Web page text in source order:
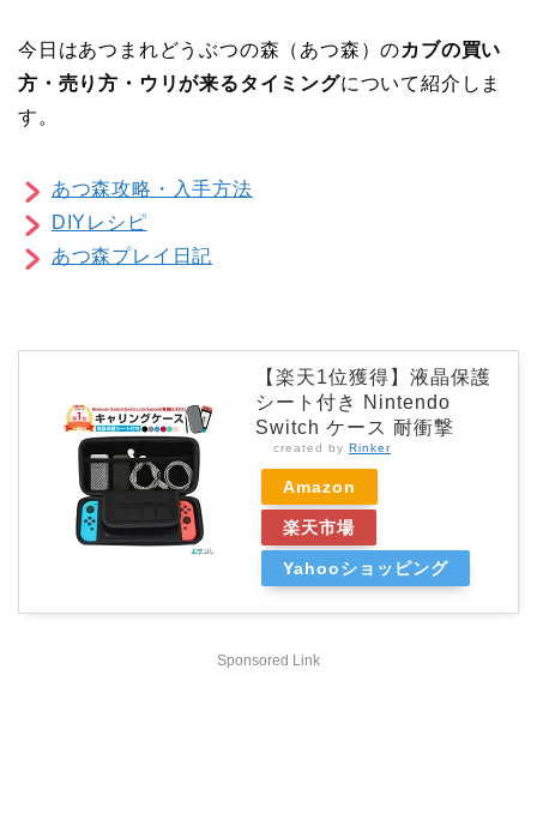
今日はあつまれどうぶつの森（あつ森）のカブの買い
方・売り方・ウリが来るタイミングについて紹介しま
す。
あつ森攻略・入手方法
DIYレシピ
あつ森プレイ日記
【楽天1位獲得】液晶保護
シート付き Nintendo
Switch ケース 耐衝撃
created by Rinker
Amazon
楽天市場
Yahooショッピング
Sponsored Link